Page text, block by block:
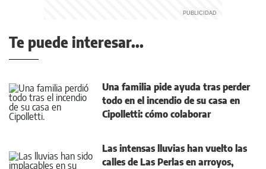
Te puede interesar...
Una familia pide ayuda tras perder
todo en el incendio de su casa en
Cipolletti: cómo colaborar
Las intensas lluvias han vuelto las
calles de Las Perlas en arroyos,